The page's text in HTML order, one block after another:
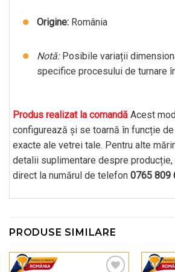
Origine: România
Notă:Posibile variații
specifice procesului de turnare
Produs realizat la comandă Acest
configurează și se toarnă în funcție
exacte ale vetrei tale. Pentru alte
detalii suplimentare despre
direct la numărul de telefon 0765 809
PRODUSE SIMILARE